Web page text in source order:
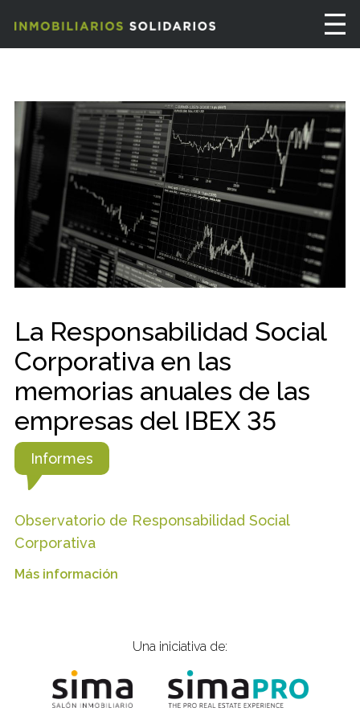
La Responsabilidad Social
Corporativa en las
memorias anuales de las
empresas del IBEX 35
Informes
Observatorio de Responsabilidad Social
Corporativa
Más información
Una iniciativa de: